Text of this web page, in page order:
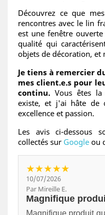
Découvrez ce que
rencontres avec le lin
est une fenêtre
qualité qui
objets de décoration, et
Je tiens à remercier
mes client.e.s pour
continu. Vous êtes
existe, et j'ai hâte de
excellence et passion.
Les avis ci-dessous
collectés sur Google ou
★★★★★
10/07/2026
Par Mireille E.
Magnifique
Magnifique produit